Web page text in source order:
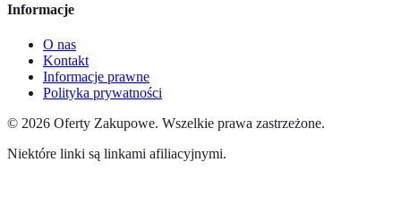
Informacje
O nas
Kontakt
Informacje prawne
Polityka prywatności
© 2026 Oferty Zakupowe. Wszelkie prawa zastrzeżone.
Niektóre linki są linkami afiliacyjnymi.